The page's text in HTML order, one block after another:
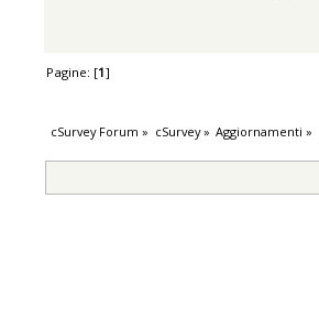
Pagine: [1]
cSurvey Forum » cSurvey» Aggiornamenti »